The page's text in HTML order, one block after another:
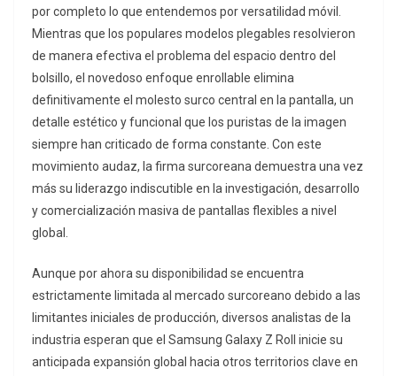
por completo lo que entendemos por versatilidad móvil.
Mientras que los populares modelos plegables resolvieron
de manera efectiva el problema del espacio dentro del
bolsillo, el novedoso enfoque enrollable elimina
definitivamente el molesto surco central en la pantalla, un
detalle estético y funcional que los puristas de la imagen
siempre han criticado de forma constante. Con este
movimiento audaz, la firma surcoreana demuestra una vez
más su liderazgo indiscutible en la investigación, desarrollo
y comercialización masiva de pantallas flexibles a nivel
global.
Aunque por ahora su disponibilidad se encuentra
estrictamente limitada al mercado surcoreano debido a las
limitantes iniciales de producción, diversos analistas de la
industria esperan que el Samsung Galaxy Z Roll inicie su
anticipada expansión global hacia otros territorios clave en